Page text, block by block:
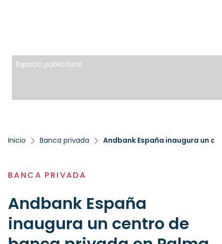
Espacio publicitario
Inicio Banca privada
BANCA PRIVADA
Andbank España
inaugura un centro de